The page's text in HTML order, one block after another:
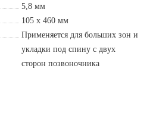
5,8 мм
105 х 460 мм
Применяется для больших зон и
укладки под спину с двух
сторон позвоночника